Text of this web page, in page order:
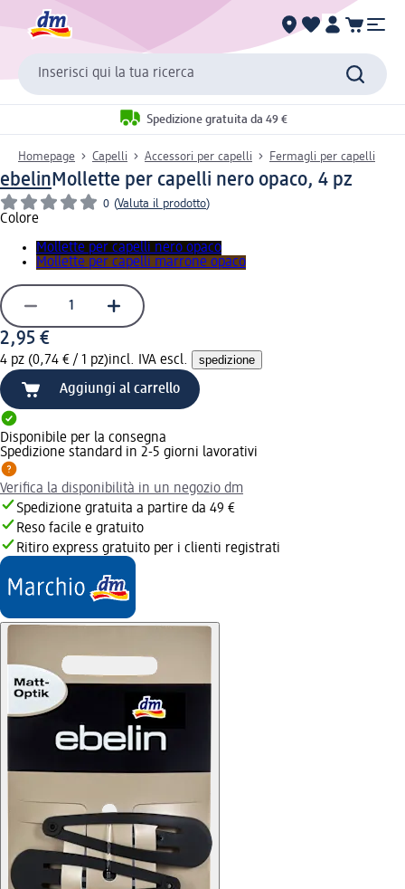
Inserisci qui la tua ricerca
Spedizione gratuita da 49 €
Homepage Capelli Accessori per capelli Fermagli per capelli
ebelinMollette per capelli nero opaco, 4 pz
0 (Valuta il prodotto)
Colore
Mollette per capelli nero opaco
Mollette per capelli marrone opaco
2,95 €
4 pz (0,74 € / 1 pz)incl. IVA escl. spedizione
Aggiungi al carrello
Disponibile per la consegna
Spedizione standard in 2-5 giorni lavorativi
Verifica la disponibilità in un negozio dm
Spedizione gratuita a partire da 49 €
Reso facile e gratuito
Ritiro express gratuito per i clienti registrati